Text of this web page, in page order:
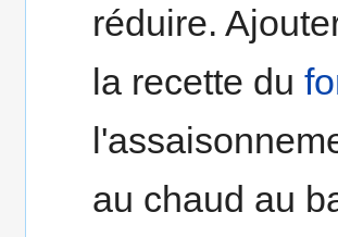
réduire.
la recette du
au chaud au